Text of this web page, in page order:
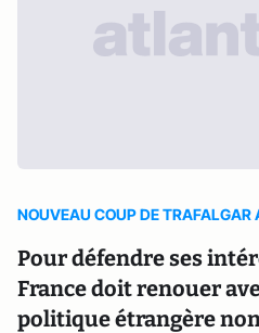
NOUVEAU COUP DE TRAFALGAR
Pour défendre ses
France doit renouer
politique étrangère